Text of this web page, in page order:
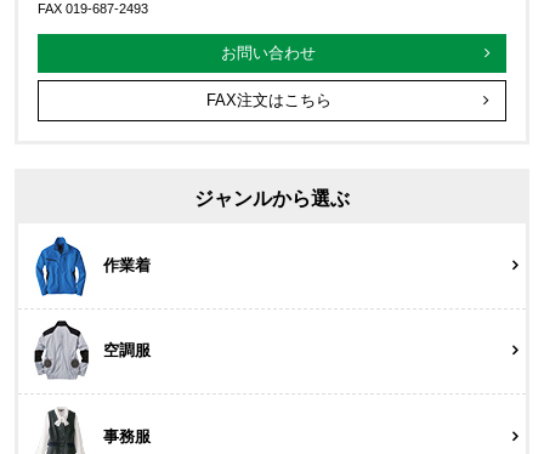
FAX 019-687-2493
お問い合わせ
FAX注文はこちら
ジャンルから選ぶ
作業着
空調服
事務服